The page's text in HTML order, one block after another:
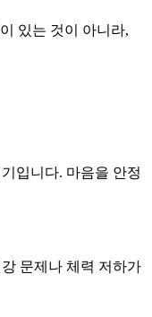
있는 것이 아니라,
입니다. 마음을 안정
문제나 체력 저하가